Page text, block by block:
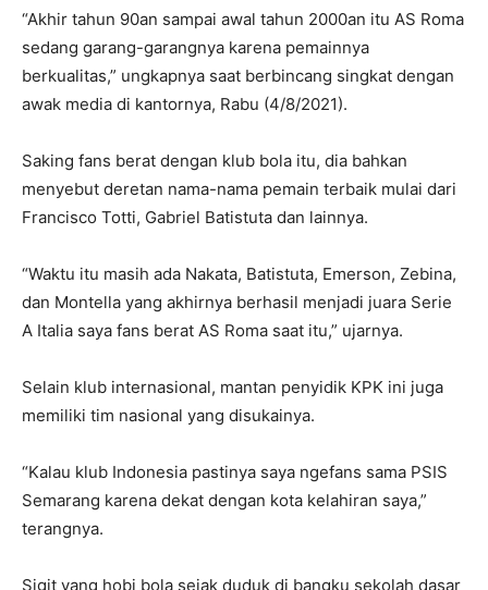
“Akhir tahun 90an sampai awal tahun 2000an itu AS Roma
sedang garang-garangnya karena pemainnya
berkualitas,” ungkapnya saat berbincang singkat dengan
awak media di kantornya, Rabu (4/8/2021).
Saking fans berat dengan klub bola itu, dia bahkan
menyebut deretan nama-nama pemain terbaik mulai dari
Francisco Totti, Gabriel Batistuta dan lainnya.
“Waktu itu masih ada Nakata, Batistuta, Emerson, Zebina,
dan Montella yang akhirnya berhasil menjadi juara Serie
A Italia saya fans berat AS Roma saat itu,” ujarnya.
Selain klub internasional, mantan penyidik KPK ini juga
memiliki tim nasional yang disukainya.
“Kalau klub Indonesia pastinya saya ngefans sama PSIS
Semarang karena dekat dengan kota kelahiran saya,”
terangnya.
Sigit yang hobi bola sejak duduk di bangku sekolah dasar